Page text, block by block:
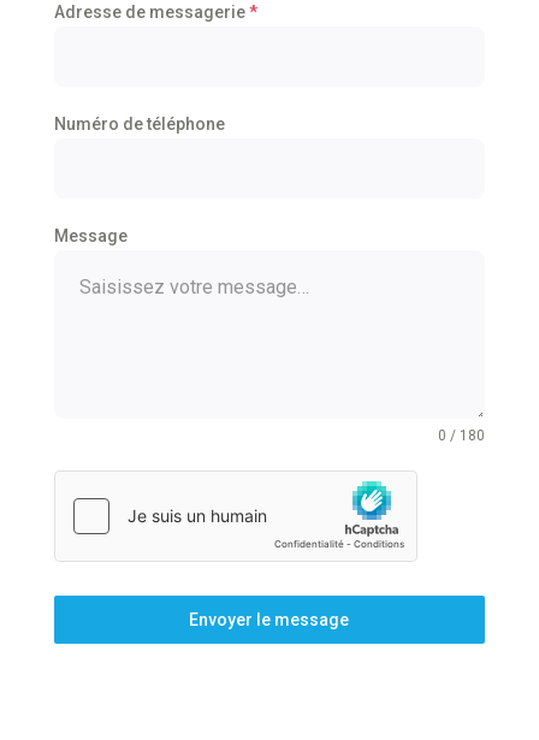
Adresse de messagerie*
Numéro de téléphone
Message
0 / 180
Envoyer le message